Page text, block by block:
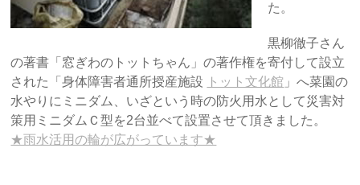
た。
黒柳徹子さん
の著書「窓ぎわのトットちゃん」の著作権を寄付して設立
された「身体障害者通所授産施設
トット文化館 」へ菜園の
水やりにミニダム、いざという時の防火用水として災害対
策用ミニダムＣ型を2台並べて設置させて頂きました。
★雨水活用の輪が広がっています★